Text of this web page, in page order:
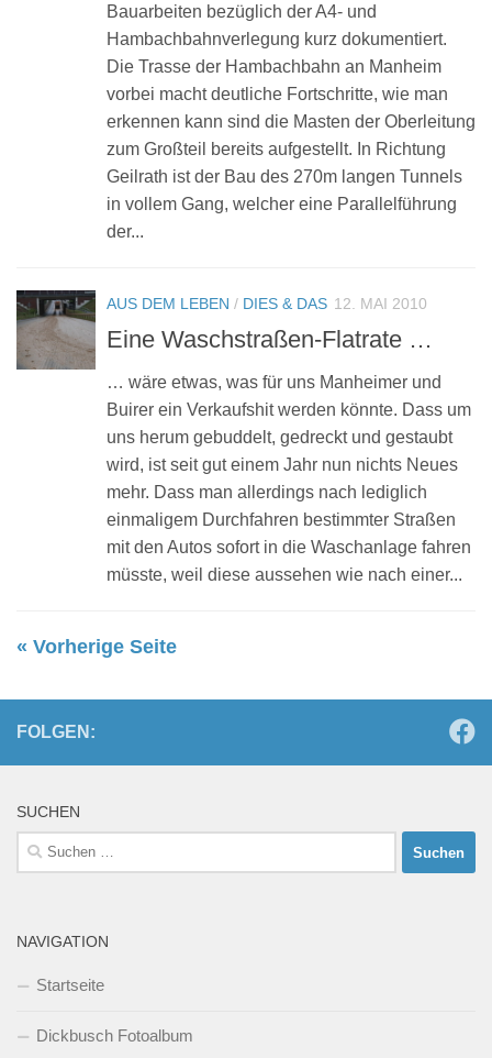
Bauarbeiten bezüglich der A4- und
Hambachbahnverlegung kurz dokumentiert.
Die Trasse der Hambachbahn an Manheim
vorbei macht deutliche Fortschritte, wie man
erkennen kann sind die Masten der Oberleitung
zum Großteil bereits aufgestellt. In Richtung
Geilrath ist der Bau des 270m langen Tunnels
in vollem Gang, welcher eine Parallelführung
der...
AUS DEM LEBEN / DIES & DAS 12. MAI 2010
Eine Waschstraßen-Flatrate …
… wäre etwas, was für uns Manheimer und
Buirer ein Verkaufshit werden könnte. Dass um
uns herum gebuddelt, gedreckt und gestaubt
wird, ist seit gut einem Jahr nun nichts Neues
mehr. Dass man allerdings nach lediglich
einmaligem Durchfahren bestimmter Straßen
mit den Autos sofort in die Waschanlage fahren
müsste, weil diese aussehen wie nach einer...
« Vorherige Seite
FOLGEN:
SUCHEN
Suchen
nach:
NAVIGATION
Startseite
Dickbusch Fotoalbum